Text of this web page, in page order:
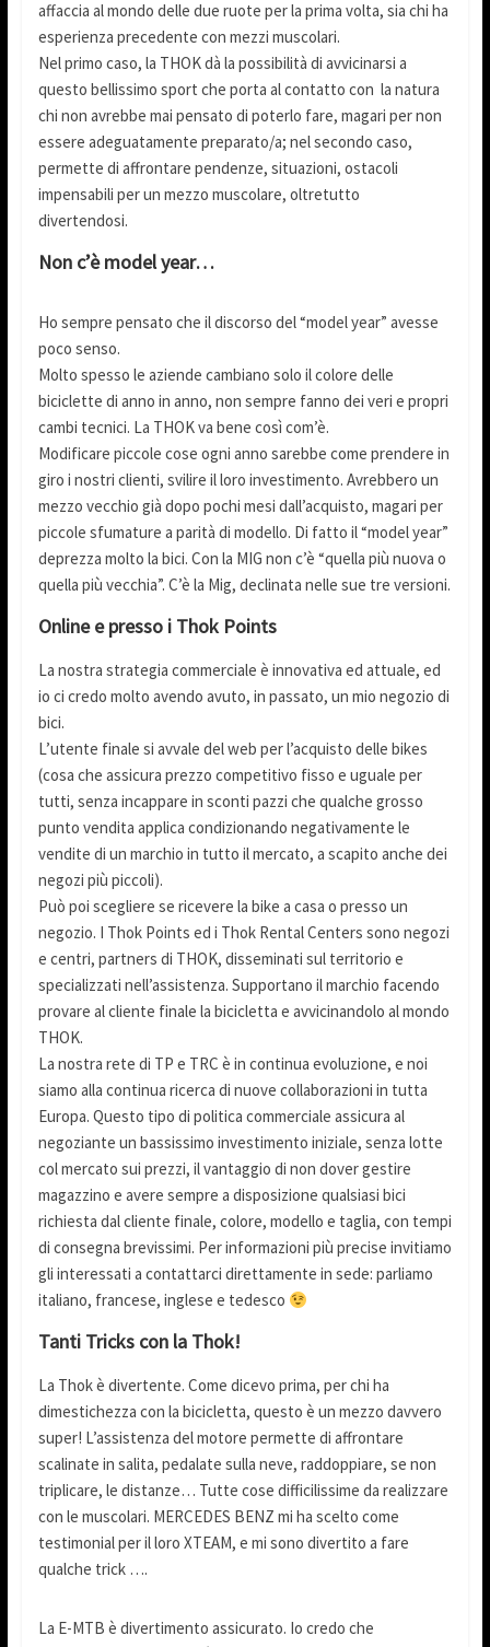
affaccia al mondo delle due ruote per la prima volta, sia chi ha
esperienza precedente con mezzi muscolari.
Nel primo caso, la THOK dà la possibilità di avvicinarsi a
questo bellissimo sport che porta al contatto con la natura
chi non avrebbe mai pensato di poterlo fare, magari per non
essere adeguatamente preparato/a; nel secondo caso,
permette di affrontare pendenze, situazioni, ostacoli
impensabili per un mezzo muscolare, oltretutto
divertendosi.
Non c’è model year…
Ho sempre pensato che il discorso del “model year” avesse
poco senso.
Molto spesso le aziende cambiano solo il colore delle
biciclette di anno in anno, non sempre fanno dei veri e propri
cambi tecnici. La THOK va bene così com’è.
Modificare piccole cose ogni anno sarebbe come prendere in
giro i nostri clienti, svilire il loro investimento. Avrebbero un
mezzo vecchio già dopo pochi mesi dall’acquisto, magari per
piccole sfumature a parità di modello. Di fatto il “model year”
deprezza molto la bici. Con la MIG non c’è “quella più nuova o
quella più vecchia”. C’è la Mig, declinata nelle sue tre versioni.
Online e presso i Thok Points
La nostra strategia commerciale è innovativa ed attuale, ed
io ci credo molto avendo avuto, in passato, un mio negozio di
bici.
L’utente finale si avvale del web per l’acquisto delle bikes
(cosa che assicura prezzo competitivo fisso e uguale per
tutti, senza incappare in sconti pazzi che qualche grosso
punto vendita applica condizionando negativamente le
vendite di un marchio in tutto il mercato, a scapito anche dei
negozi più piccoli).
Può poi scegliere se ricevere la bike a casa o presso un
negozio. I Thok Points ed i Thok Rental Centers sono negozi
e centri, partners di THOK, disseminati sul territorio e
specializzati nell’assistenza. Supportano il marchio facendo
provare al cliente finale la bicicletta e avvicinandolo al mondo
THOK.
La nostra rete di TP e TRC è in continua evoluzione, e noi
siamo alla continua ricerca di nuove collaborazioni in tutta
Europa. Questo tipo di politica commerciale assicura al
negoziante un bassissimo investimento iniziale, senza lotte
col mercato sui prezzi, il vantaggio di non dover gestire
magazzino e avere sempre a disposizione qualsiasi bici
richiesta dal cliente finale, colore, modello e taglia, con tempi
di consegna brevissimi. Per informazioni più precise invitiamo
gli interessati a contattarci direttamente in sede: parliamo
italiano, francese, inglese e tedesco
Tanti Tricks con la Thok!
La Thok è divertente. Come dicevo prima, per chi ha
dimestichezza con la bicicletta, questo è un mezzo davvero
super! L’assistenza del motore permette di affrontare
scalinate in salita, pedalate sulla neve, raddoppiare, se non
triplicare, le distanze… Tutte cose difficilissime da realizzare
con le muscolari. MERCEDES BENZ mi ha scelto come
testimonial per il loro XTEAM, e mi sono divertito a fare
qualche trick ….
La E-MTB è divertimento assicurato. Io credo che